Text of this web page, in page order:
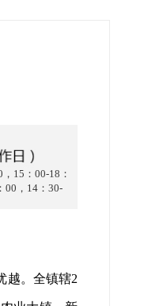
15：00-18：
00，14：30-
越。全镇辖2